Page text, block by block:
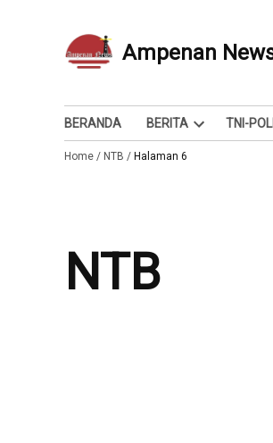
Ampenan
Berita dan Info
BERANDA BERITA
Open
TNI-
Home / NTB / Halaman 6
NTB